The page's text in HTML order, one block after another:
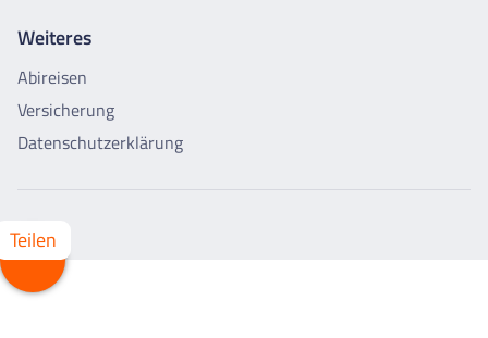
Weiteres
Abireisen
Versicherung
Datenschutzerklärung
Teilen
Whatsapp
Facebook
X